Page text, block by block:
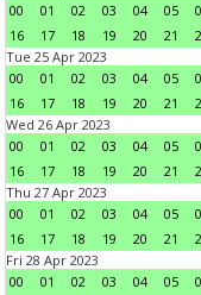
00
01 02 03 04 05
16
17 18 19 20 21
Tue 25 Apr 2023
00
01 02 03 04 05
16
17 18 19 20 21
Wed 26 Apr 2023
00
01 02 03 04 05
16
17 18 19 20 21
Thu 27 Apr 2023
00
01 02 03 04 05
16
17 18 19 20 21
Fri 28 Apr 2023
00
01 02 03 04 05